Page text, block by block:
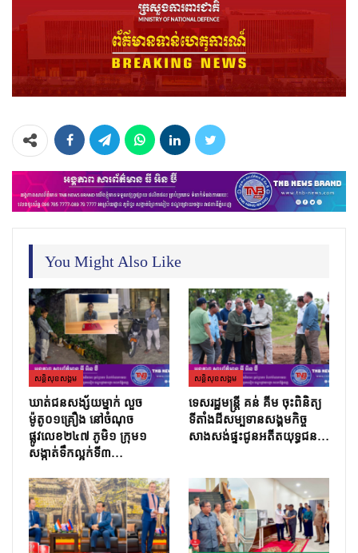
You Might Also Like
សន្តិសុខសង្គម
ឃាត់ជនសង្ស័យម្នាក់ លួច
ម៉ូតូ០១គ្រឿង នៅចំណុច
ផ្លូវលេខ២៤៧ ភូមិ១ ក្រុម១
សង្កាត់ទឹកល្អក់ទី៣…
សន្តិសុខសង្គម
ទេសរដ្ឋមន្រ្តី គន់ គីម ចុះពិនិត្យ
ទីតាំងដីសម្បទានសង្គមកិច្ច
សាងសង់ផ្ទះជូនអតីតយុទ្ធជន…